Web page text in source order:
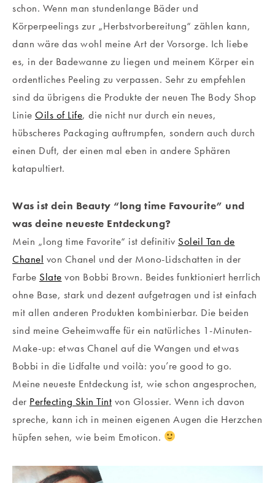
schon. Wenn man stundenlange Bäder und
Körperpeelings zur „Herbstvorbereitung“ zählen kann,
dann wäre das wohl meine Art der Vorsorge. Ich liebe
es, in der Badewanne zu liegen und meinem Körper ein
ordentliches Peeling zu verpassen. Sehr zu empfehlen
sind da übrigens die Produkte der neuen The Body Shop
Linie Oils of Life, die nicht nur durch ein neues,
hübscheres Packaging auftrumpfen, sondern auch durch
einen Duft, der einen mal eben in andere Sphären
katapultiert.
Was ist dein Beauty “long time Favourite” und
was deine neueste Entdeckung?
Mein „long time Favorite“ ist definitiv Soleil Tan de
Chanel von Chanel und der Mono-Lidschatten in der
Farbe Slate von Bobbi Brown. Beides funktioniert herrlich
ohne Base, stark und dezent aufgetragen und ist einfach
mit allen anderen Produkten kombinierbar. Die beiden
sind meine Geheimwaffe für ein natürliches 1-Minuten-
Make-up: etwas Chanel auf die Wangen und etwas
Bobbi in die Lidfalte und voilà: you’re good to go.
Meine neueste Entdeckung ist, wie schon angesprochen,
der Perfecting Skin Tint von Glossier. Wenn ich davon
spreche, kann ich in meinen eigenen Augen die Herzchen
hüpfen sehen, wie beim Emoticon.